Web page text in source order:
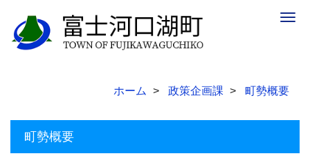
ホーム 政策企画課 町勢概要
町勢概要